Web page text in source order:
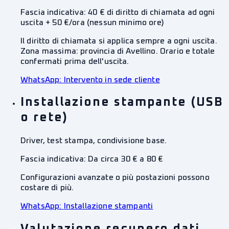
Fascia indicativa:40 € di diritto di chiamata ad ogni
uscita + 50 €/ora (nessun minimo ore)
Il diritto di chiamata si applica sempre a ogni uscita.
Zona massima: provincia di Avellino. Orario e totale
confermati prima dell'uscita.
WhatsApp: Intervento in sede cliente
Installazione stampante (USB
o rete)
Driver, test stampa, condivisione base.
Fascia indicativa: Da circa 30 € a 80 €
Configurazioni avanzate o più postazioni possono
costare di più.
WhatsApp: Installazione stampanti